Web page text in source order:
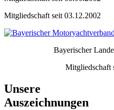
Mitgliedschaft seit 03.12.2002
Bayerischer
Mitgliedschaft
Unsere
Auszeichnungen